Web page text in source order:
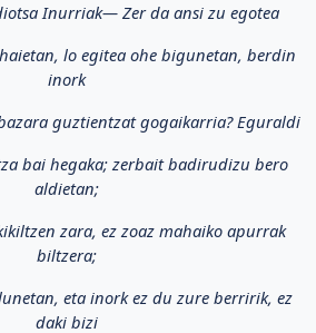
Inurriak— Zer da ansi zu egotea
lo egitea ohe bigunetan, berdin
inork
guztientzat gogaikarria? Eguraldi
bai hegaka; zerbait badirudizu bero
aldietan;
zara, ez zoaz mahaiko apurrak
biltzera;
eta inork ez du zure berririk, ez
daki bizi